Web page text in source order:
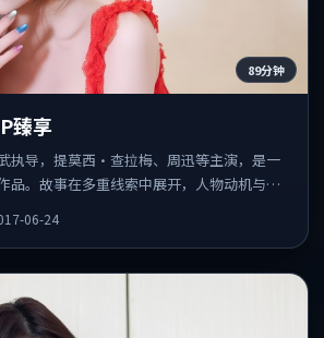
89分钟
臻享
执导，提莫西·查拉梅、周迅等主演，是一
品。故事在多重线索中展开，人物动机与情
06-24